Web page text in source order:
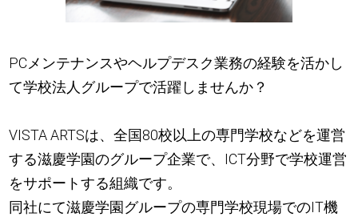
PCメンテナンスやヘルプデスク業務の経験を活かし
て学校法人グループで活躍しませんか？
VISTA ARTSは、全国80校以上の専門学校などを運営
する滋慶学園のグループ企業で、ICT分野で学校運営
をサポートする組織です。
同社にて滋慶学園グループの専門学校現場でのIT機